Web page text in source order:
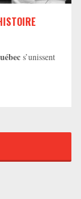
s’unissent